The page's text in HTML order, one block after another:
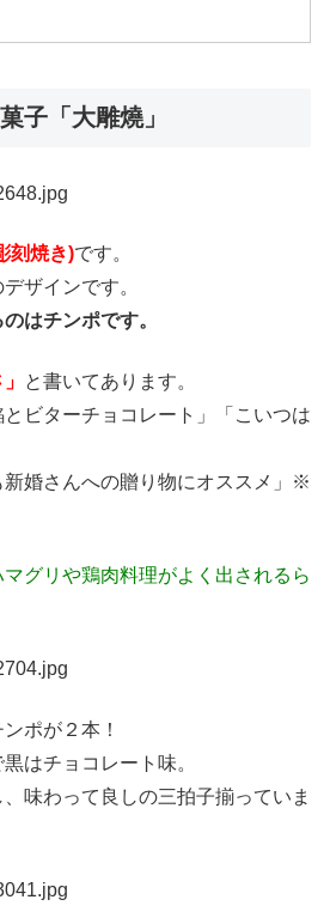
子「大雕燒」
刻焼き)です。
ザインです。
はチンポです。
と書いてあります。
ビターチョコレート」「こいつは
新婚さんへの贈り物にオススメ」※
グリや鶏肉料理がよく出されるら
ポが２本！
はチョコレート味。
味わって良しの三拍子揃っていま